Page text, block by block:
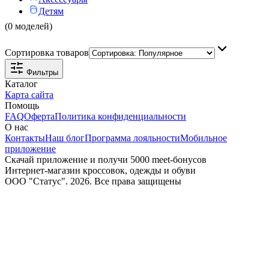
Детям
(0 моделей)
Сортировка товаров
Фильтры
Каталог
Карта сайта
Помощь
FAQОфертаПолитика конфиденциальности
О нас
КонтактыНаш блогПрограмма лояльностиМобильное
приложение
Скачай приложение и получи 5000 meet-бонусов
Интернет-магазин кроссовок, одежды и обуви
ООО "Статус". 2026. Все права защищены